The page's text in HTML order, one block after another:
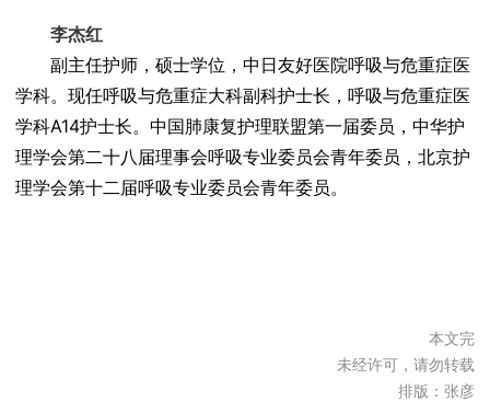
李杰红
副主任护师，硕士学位，中日友好医院呼吸与危重症医
学科。现任呼吸与危重症大科副科护士长，呼吸与危重症医
学科A14护士长。中国肺康复护理联盟第一届委员，中华护
理学会第二十八届理事会呼吸专业委员会青年委员，北京护
理学会第十二届呼吸专业委员会青年委员。
本文完
未经许可，请勿转载
排版：张彦